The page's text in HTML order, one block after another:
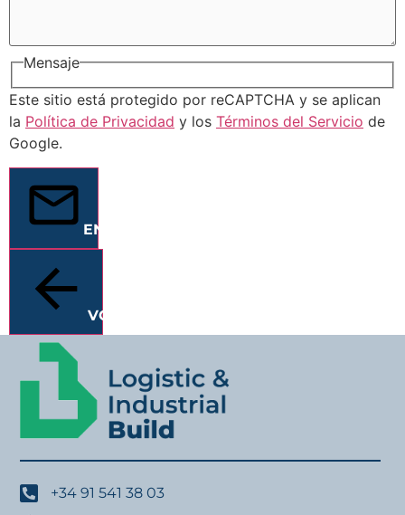
Mensaje
Este sitio está protegido por reCAPTCHA y se aplican
la Política de Privacidad y los Términos del Servicio de
Google.
ENVIAR
VOLVER
+34 91 541 38 03